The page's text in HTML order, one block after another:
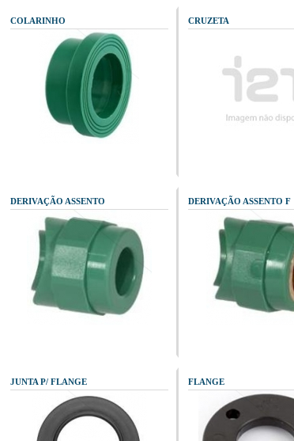
COLARINHO CRUZETA
DERIVAÇÃO ASSENTO DERIVAÇÃO ASSENTO F
JUNTA P/ FLANGE FLANGE